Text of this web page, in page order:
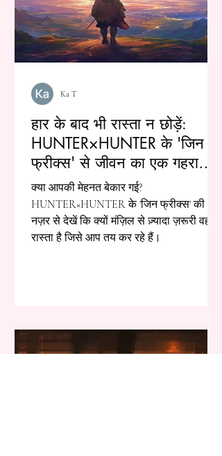
हार के बाद भी रास्ता न छोड़ें:
HUNTER×HUNTER के 'जिन
फ्रीक्स' से जीवन का एक गहरा
सबक
क्या आपकी मेहनत बेकार गई?
HUNTER×HUNTER के 'जिन फ्रीक्स' की
नज़र से देखें कि क्यों मंज़िल से ज़्यादा ज़रूरी वह
रास्ता है जिसे आप तय कर रहे हैं।
Ka T